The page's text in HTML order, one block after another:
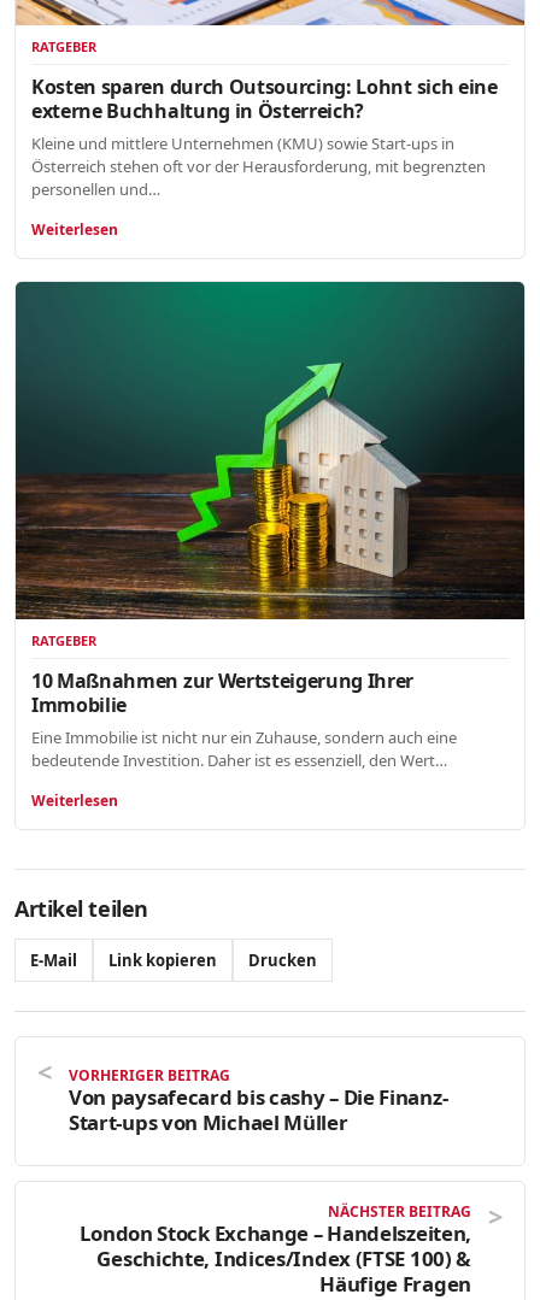
RATGEBER
Kosten sparen durch Outsourcing: Lohnt sich eine
externe Buchhaltung in Österreich?
Kleine und mittlere Unternehmen (KMU) sowie Start-ups in
Österreich stehen oft vor der Herausforderung, mit begrenzten
personellen und…
Weiterlesen
RATGEBER
10 Maßnahmen zur Wertsteigerung Ihrer
Immobilie
Eine Immobilie ist nicht nur ein Zuhause, sondern auch eine
bedeutende Investition. Daher ist es essenziell, den Wert…
Weiterlesen
Artikel teilen
E-Mail Link kopieren Drucken
VORHERIGER BEITRAG
Von paysafecard bis cashy – Die Finanz-
Start-ups von Michael Müller
NÄCHSTER BEITRAG
London Stock Exchange – Handelszeiten,
Geschichte, Indices/Index (FTSE 100) &
Häufige Fragen